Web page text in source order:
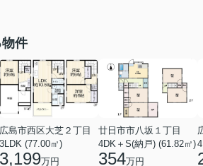
件
広島市西区大芝２丁目
3LDK (77.00㎡)
3,199万円
廿日市市八坂１丁目
4DK＋S(納戸) (61.82㎡)
354万円